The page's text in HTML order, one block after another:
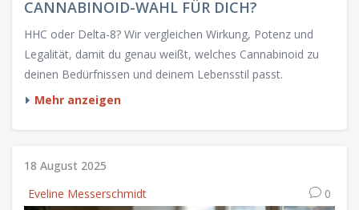
CANNABINOID-WAHL FÜR DICH?
HHC oder Delta-8? Wir vergleichen Wirkung, Potenz und
Legalität, damit du genau weißt, welches Cannabinoid zu
deinen Bedürfnissen und deinem Lebensstil passt.
Mehr anzeigen
18 August 2025
Eveline Messerschmidt
0